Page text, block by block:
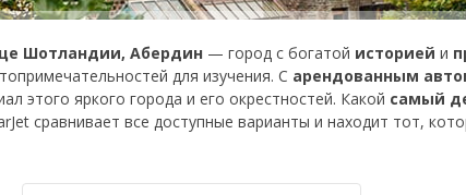
Лучшие сбережения
Получите доступ к
предложениям партнёров
Шотландии, Абердин — город с богатой историей и
для изучения. С арендованным
этого яркого города и его окрестностей. Какой самый
сравнивает все доступные варианты и находит тот,